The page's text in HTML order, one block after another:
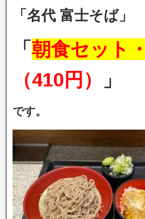
「名代 富士そば」
「 朝食セット
（410円）
」
です。